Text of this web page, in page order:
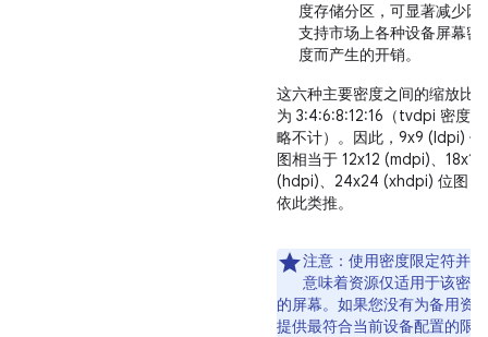
度存储分区，可显著减少因
支持市场上各种设备屏幕密
度而产生的开销。
这六种主要密度之间的缩放比
为 3:4:6:8:12:16（tvdpi 密度忽
略不计）。因此，9x9 (ldpi) 位
图相当于 12x12 (mdpi)、18x18
(hdpi)、24x24 (xhdpi) 位图，
依此类推。
注意： 使用密度限定符并不
意味着资源仅适用于该密度
的屏幕。 如果您没有为备用资
提供最符合当前设备配置的限